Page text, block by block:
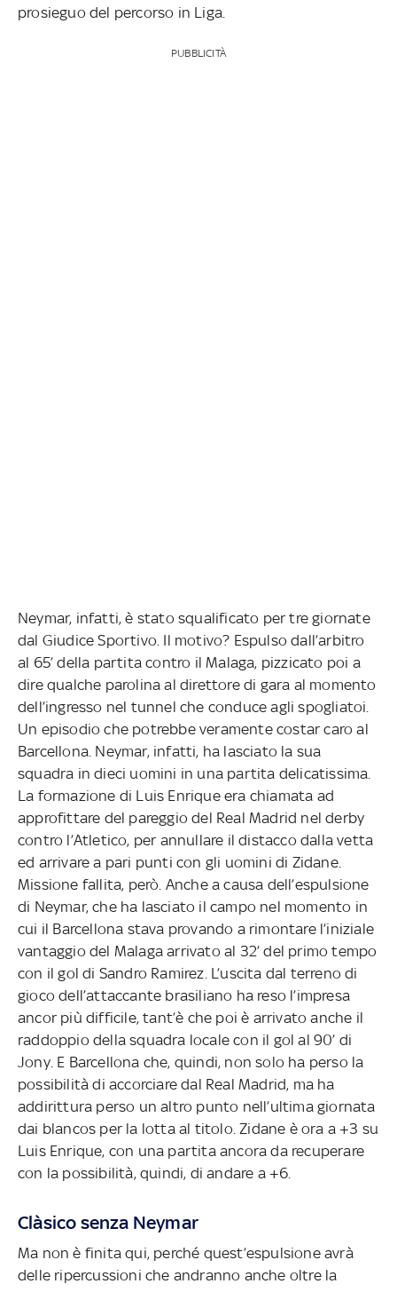
prosieguo del percorso in Liga.
PUBBLICITÀ
Neymar, infatti, è stato squalificato per tre giornate
dal Giudice Sportivo. Il motivo? Espulso dall’arbitro
al 65’ della partita contro il Malaga, pizzicato poi a
dire qualche parolina al direttore di gara al momento
dell’ingresso nel tunnel che conduce agli spogliatoi.
Un episodio che potrebbe veramente costar caro al
Barcellona. Neymar, infatti, ha lasciato la sua
squadra in dieci uomini in una partita delicatissima.
La formazione di Luis Enrique era chiamata ad
approfittare del pareggio del Real Madrid nel derby
contro l’Atletico, per annullare il distacco dalla vetta
ed arrivare a pari punti con gli uomini di Zidane.
Missione fallita, però. Anche a causa dell’espulsione
di Neymar, che ha lasciato il campo nel momento in
cui il Barcellona stava provando a rimontare l’iniziale
vantaggio del Malaga arrivato al 32’ del primo tempo
con il gol di Sandro Ramirez. L’uscita dal terreno di
gioco dell’attaccante brasiliano ha reso l’impresa
ancor più difficile, tant’è che poi è arrivato anche il
raddoppio della squadra locale con il gol al 90’ di
Jony. E Barcellona che, quindi, non solo ha perso la
possibilità di accorciare dal Real Madrid, ma ha
addirittura perso un altro punto nell’ultima giornata
dai blancos per la lotta al titolo. Zidane è ora a +3 su
Luis Enrique, con una partita ancora da recuperare
con la possibilità, quindi, di andare a +6.
Clàsico senza Neymar
Ma non è finita qui, perché quest’espulsione avrà
delle ripercussioni che andranno anche oltre la